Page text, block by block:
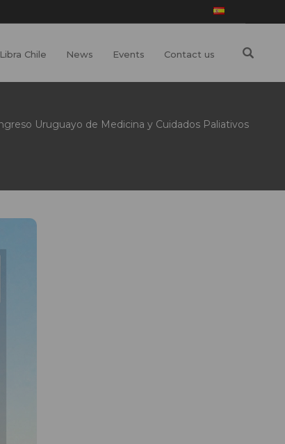
Libra Chile News Events Contact us
Uruguayo de Medicina y Cuidados Paliativos